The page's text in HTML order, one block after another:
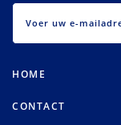
HOME
CONTACT